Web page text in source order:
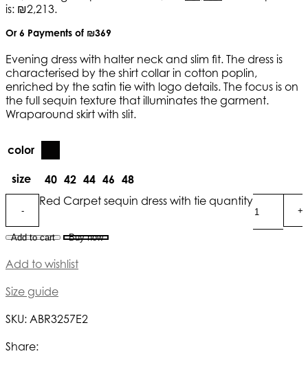
is: ₪2,213.
Or 6 Payments of ₪369
Evening dress with halter neck and slim fit. The dress is
characterised by the shirt collar in cotton poplin,
enriched by the satin tie with logo details. The focus is on
the full sequin texture that illuminates the garment.
Wraparound skirt with slit.
color
size 40 42 44 46 48
Red Carpet sequin dress with tie quantity
Add to cart Buy now
Add to wishlist
Size guide
SKU: ABR3257E2
Share: